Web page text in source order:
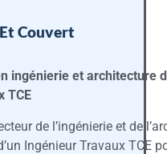
Couvert
ingénierie et architecture
TCE
de l’ingénierie et de
Ingénieur Travaux TCE